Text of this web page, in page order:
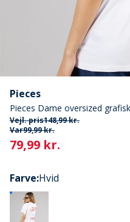
Pieces
Pieces Dame oversized
Vejl. pris148,99 kr.
Var99,99 kr.
Current
79,99 kr.
Farve:Hvid